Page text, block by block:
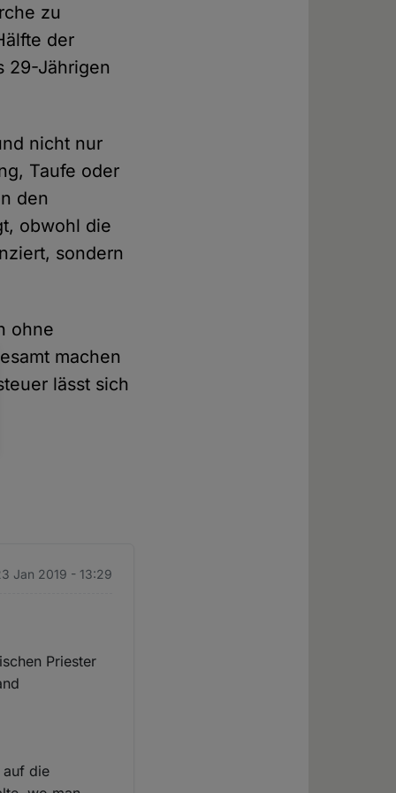
zu
der
29-Jährigen
nicht nur
Taufe oder
den
obwohl die
sondern
ohne
machen
lässt sich
Jan 2019 - 13:29
Priester
auf die